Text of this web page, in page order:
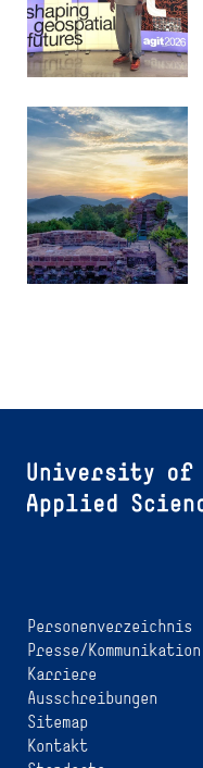
Personenverzeichnis
Presse/Kommunikation
Karriere
Ausschreibungen
Sitemap
Kontakt